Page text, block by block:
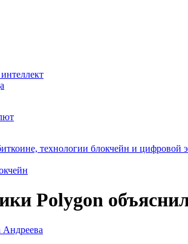
технологии блокчейн и цифровой
Polygon